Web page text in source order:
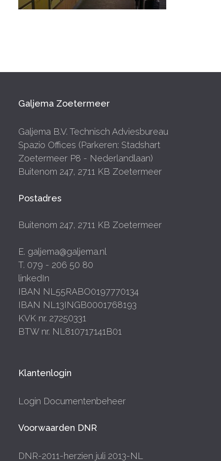
Galjema Zoetermeer
Galjema B.V. Technisch Adviesbureau
Spazio Offices (Parkeren: Stadshart
Zoetermeer P8 - Nederlandlaan)
Buitenom 247, 2711 KB Zoetermeer
Postadres
Buitenom 247, 2711 KB Zoetermeer
E. galjema@galjema.nl
T. 079 - 206 50 80
linkedIn
IBAN NL55RABO0197770134
IBAN NL13INGB0001768193
KVK nr. 27250331
BTW nr. NL810717141B01
Klantenlogin
Login Documentenbeheer
Voorwaarden DNR
DNR-2011-herzien juli 2013-NL